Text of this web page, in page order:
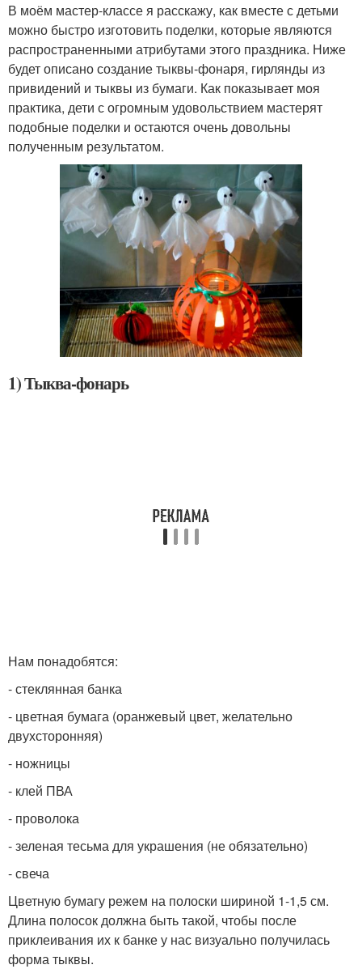
В моём мастер-классе я расскажу, как вместе с детьми
можно быстро изготовить поделки, которые являются
распространенными атрибутами этого праздника. Ниже
будет описано создание тыквы-фонаря, гирлянды из
привидений и тыквы из бумаги. Как показывает моя
практика, дети с огромным удовольствием мастерят
подобные поделки и остаются очень довольны
полученным результатом.
1) Тыква-фонарь
Нам понадобятся:
- стеклянная банка
- цветная бумага (оранжевый цвет, желательно
двухсторонняя)
- ножницы
- клей ПВА
- проволока
- зеленая тесьма для украшения (не обязательно)
- свеча
Цветную бумагу режем на полоски шириной 1-1,5 см.
Длина полосок должна быть такой, чтобы после
приклеивания их к банке у нас визуально получилась
форма тыквы.